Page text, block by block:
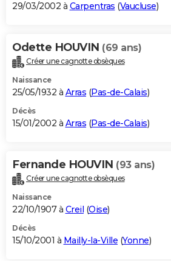
29/03/2002 à Carpentras (Vaucluse)
Odette HOUVIN (69 ans)
Créer une cagnotte obsèques
Naissance
25/05/1932 à Arras (Pas-de-Calais)
Décès
15/01/2002 à Arras (Pas-de-Calais)
Fernande HOUVIN (93 ans)
Créer une cagnotte obsèques
Naissance
22/10/1907 à Creil (Oise)
Décès
15/10/2001 à Mailly-la-Ville (Yonne)